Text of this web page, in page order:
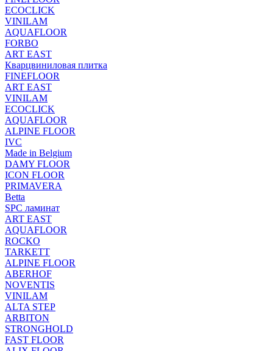
ECOCLICK
VINILAM
AQUAFLOOR
FORBO
ART EAST
Кварцвиниловая плитка
FINEFLOOR
ART EAST
VINILAM
ECOCLICK
AQUAFLOOR
ALPINE FLOOR
IVC
Made in Belgium
DAMY FLOOR
ICON FLOOR
PRIMAVERA
Betta
SPC ламинат
ART EAST
AQUAFLOOR
ROCKO
TARKETT
ALPINE FLOOR
ABERHOF
NOVENTIS
VINILAM
ALTA STEP
ARBITON
STRONGHOLD
FAST FLOOR